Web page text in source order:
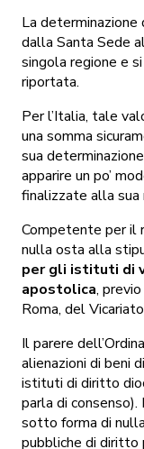
La
dalla Santa Sede
singola regione e
riportata.
Per l’Italia, tale
una somma
sua
apparire un po’
finalizzate alla sua
Competente per il
nulla osta alla
per gli istituti di
apostolica,
Roma, del
Il parere
alienazioni di beni
istituti di diritto
parla di consenso).
sotto forma di
pubbliche di diritto